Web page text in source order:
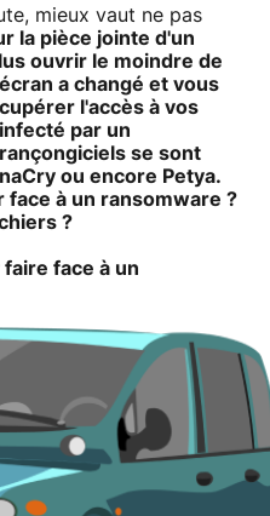
mieux vaut ne pas
la pièce jointe d'un
ouvrir le moindre de
a changé et vous
l'accès à vos
par un
se sont
ou encore Petya.
face à un ransomware ?
?
face à un